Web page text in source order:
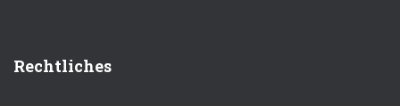
Rechtliches